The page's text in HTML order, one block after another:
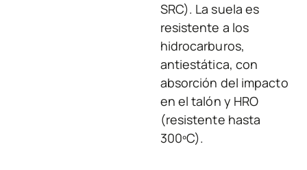
SRC). La suela es
resistente a los
hidrocarburos,
antiestática, con
absorción del impacto
en el talón y HRO
(resistente hasta
300ºC).